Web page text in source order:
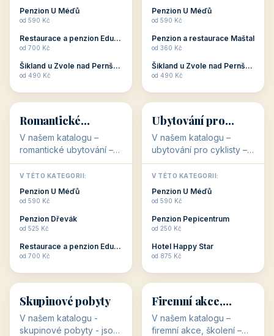
polohou či vybaveností,
nabízí klidné ubytování
Penzion U Méďů
od 590 Kč
Restaurace a penzion Eduard
od 700 Kč
Šikland u Zvole nad Pernštejnem
od 490 Kč
ubytování klientů vyššího
věku. Některé z nich
Penzion U Méďů
od 590 Kč
Penzion a restaurace Maštal
od 360 Kč
Šikland u Zvole nad Pernštejnem
od 490 Kč
💕
💕
Romantické
ubytování
V našem katalogu –
romantické ubytování –
jsou pro Vás připraveny
objekty, které svojí
stavbou, polohou anebo
zaměřením nabízí
Romantické ...
V TÉTO KATEGORII:
Penzion U Méďů
od 590 Kč
Penzion Dřevák
od 525 Kč
Restaurace a penzion Eduard
od 700 Kč
🚴
🚴
32 objektů
Ubytování pro
cyklisty
V našem katalogu –
ubytování pro cyklisty –
jsou pro Vás připraveny
objekty, které jsou na
milovníky cykloturistiky
připraveny. Většinou mají
V TÉTO KATEGORII:
Penzion U Méďů
od 590 Kč
Penzion Pepicentrum
od 250 Kč
Hotel Happy Star
od 875 Kč
👥
👥
32 objektů
Skupinové pobyty
V našem katalogu -
skupinové pobyty - jsou
💼
💼
31 objektů
Firemní akce,
školení
V našem katalogu –
firemní akce, školení –